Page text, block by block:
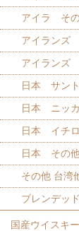
アイラ そ
アイランズ
アイランズ
日本 サント
日本 ニッカ
日本 イチ
日本 その
その他 台湾
ブレンデッ
国産ウイスキー